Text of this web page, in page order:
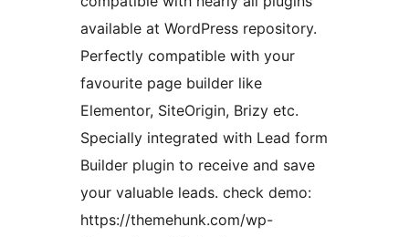
available at WordPress repository.
Perfectly compatible with your
favourite page builder like
Elementor, SiteOrigin, Brizy etc.
Specially integrated with Lead form
Builder plugin to receive and save
your valuable leads. check demo:
https://themehunk.com/wp-